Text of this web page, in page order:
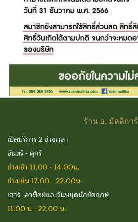
ร้าน อ. มัลลิการ์
เปิดบริการ 2 ช่วงเวลา
จันทร์ - ศุกร์
ช่วงเช้า 11.00 - 14.00น.
ช่วงเย็น 17.00 - 22.00น.
เสาร์- อาทิตย์และวันหยุดนักขัตฤกษ์
11.00 น - 22.00 น.